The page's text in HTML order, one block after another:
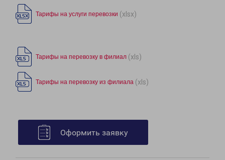
Тарифы на услуги перевозки (xlsx)
Тарифы на перевозку в филиал (xls)
Тарифы на перевозку из филиала (xls)
Оформить заявку